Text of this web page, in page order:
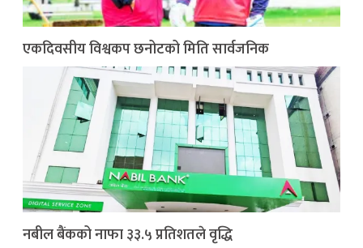
एकदिवसीय विश्वकप छनोटको मिति सार्वजनिक
नबील बैंकको नाफा ३३.५ प्रतिशतले वृद्धि